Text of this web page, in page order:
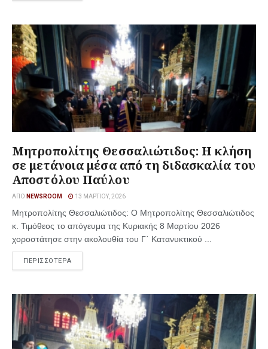
Μητροπολίτης Θεσσαλιώτιδος: Η κλήση
σε μετάνοια μέσα από τη διδασκαλία του
Αποστόλου Παύλου
ΑΠΌ NEWSROOM 13 ΜΑΡΤΊΟΥ, 2026
Μητροπολίτης Θεσσαλιώτιδος: Ο Μητροπολίτης Θεσσαλιώτιδος
κ. Τιμόθεος το απόγευμα της Κυριακής 8 Μαρτίου 2026
χοροστάτησε στην ακολουθία του Γ΄ Κατανυκτικού ...
ΠΕΡΙΣΣΟΤΕΡΑ